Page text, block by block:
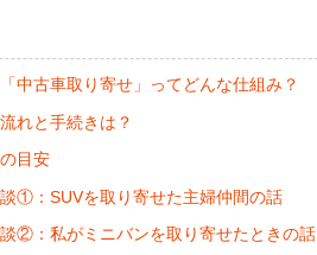
中古車取り寄せ」ってどんな仕組み？
れと手続きは？
目安
①：SUVを取り寄せた主婦仲間の話
②：私がミニバンを取り寄せたときの話